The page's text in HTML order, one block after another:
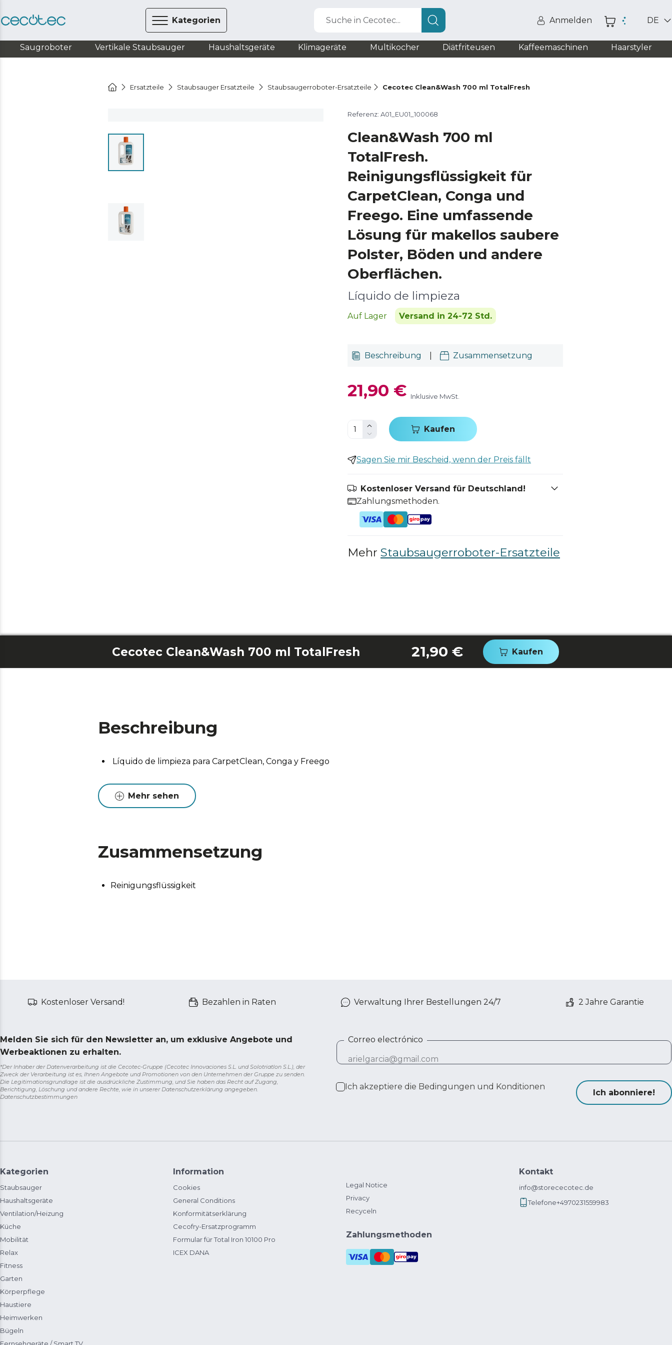
Kategorien Suche in Cecotec... Anmelden DE
Saugroboter Vertikale Staubsauger Haushaltsgeräte Klimageräte Multikocher Diätfriteusen Kaffeemaschinen Haarstyler
Ersatzteile Staubsauger Ersatzteile Staubsaugerroboter-Ersatzteile Cecotec Clean&Wash 700 ml TotalFresh
Referenz: A01_EU01_100068
Clean&Wash 700 ml
TotalFresh.
Reinigungsflüssigkeit für
CarpetClean, Conga und
Freego. Eine umfassende
Lösung für makellos saubere
Polster, Böden und andere
Oberflächen.
Líquido de limpieza
Auf Lager Versand in 24-72 Std.
Beschreibung Zusammensetzung
21,90 € Inklusive MwSt.
Kaufen
Sagen Sie mir Bescheid, wenn der Preis fällt
Kostenloser Versand für Deutschland!
Zahlungsmethoden.
Mehr Staubsaugerroboter-Ersatzteile
Cecotec Clean&Wash 700 ml TotalFresh 21,90 € Kaufen
Beschreibung
Líquido de limpieza para CarpetClean, Conga y Freego
Mehr sehen
Zusammensetzung
Reinigungsflüssigkeit
Kostenloser Versand! Bezahlen in Raten Verwaltung Ihrer Bestellungen 24/7 2 Jahre Garantie
Melden Sie sich für den Newsletter an, um exklusive Angebote und
Werbeaktionen zu erhalten.
*Der Inhaber der Datenverarbeitung ist die Cecotec-Gruppe (Cecotec Innovaciones S.L. und Solotriatlon S.L.), der
Zweck der Verarbeitung ist es, Ihnen Angebote und Promotionen von den Unternehmen der Gruppe zu senden.
Die Legitimationsgrundlage ist die ausdrückliche Zustimmung, und Sie haben das Recht auf Zugang,
Berichtigung, Löschung und andere Rechte, wie in unserer Datenschutzerklärung angegeben.
Datenschutzbestimmungen
Correo electrónico
Ich akzeptiere die Bedingungen und Konditionen
Ich abonniere!
Kategorien
Staubsauger
Haushaltsgeräte
Ventilation/Heizung
Küche
Mobilität
Relax
Fitness
Garten
Körperpflege
Haustiere
Heimwerken
Bügeln
Information
Cookies
General Conditions
Konformitätserklärung
Cecofry-Ersatzprogramm
Formular für Total Iron 10100 Pro
ICEX DANA
Legal Notice
Privacy
Recyceln
Zahlungsmethoden
Kontakt
info@storececotec.de
Telefone+4970231559983